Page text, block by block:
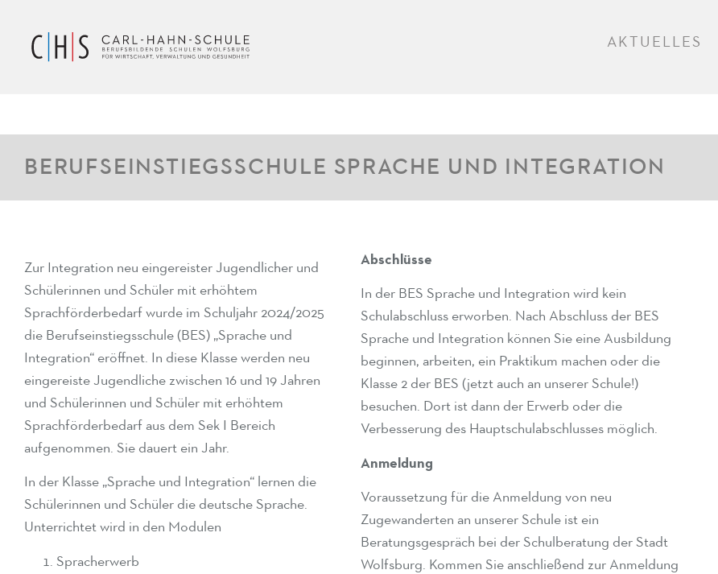
AKTUELLES
BERUFSEINSTIEGSSCHULE SPRACHE UND INTEGRATION
Zur Integration neu eingereister Jugendlicher und
Schülerinnen und Schüler mit erhöhtem
Sprachförderbedarf wurde im Schuljahr 2024/2025
die Berufseinstiegsschule (BES) „Sprache und
Integration“ eröffnet. In diese Klasse werden neu
eingereiste Jugendliche zwischen 16 und 19 Jahren
und Schülerinnen und Schüler mit erhöhtem
Sprachförderbedarf aus dem Sek I Bereich
aufgenommen. Sie dauert ein Jahr.
In der Klasse „Sprache und Integration“ lernen die
Schülerinnen und Schüler die deutsche Sprache.
Unterrichtet wird in den Modulen
Spracherwerb
Abschlüsse
In der BES Sprache und Integration wird kein
Schulabschluss erworben. Nach Abschluss der BES
Sprache und Integration können Sie eine Ausbildung
beginnen, arbeiten, ein Praktikum machen oder die
Klasse 2 der BES (jetzt auch an unserer Schule!)
besuchen. Dort ist dann der Erwerb oder die
Verbesserung des Hauptschulabschlusses möglich.
Anmeldung
Voraussetzung für die Anmeldung von neu
Zugewanderten an unserer Schule ist ein
Beratungsgespräch bei der Schulberatung der Stadt
Wolfsburg. Kommen Sie anschließend zur Anmeldung